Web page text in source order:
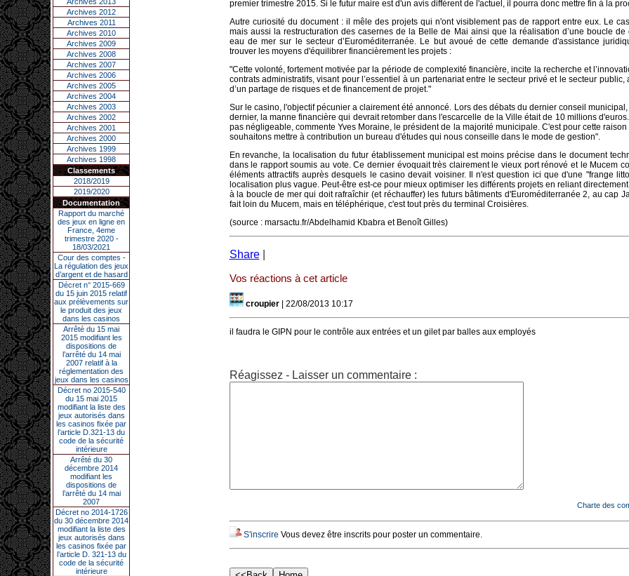
Archives 2012
Archives 2011
Archives 2010
Archives 2009
Archives 2008
Archives 2007
Archives 2006
Archives 2005
Archives 2004
Archives 2003
Archives 2002
Archives 2001
Archives 2000
Archives 1999
Archives 1998
Classements
2018/2019
2019/2020
Documentation
Rapport du marché
des jeux en ligne en
France, 4eme
trimestre 2020 -
18/03/2021
Cour des comptes -
La régulation des jeux
d’argent et de hasard
Décret n° 2015-669
du 15 juin 2015 relatif
aux prélèvements sur
le produit des jeux
dans les casinos
Arrêté du 15 mai
2015 modifiant les
dispositions de
l’arrêté du 14 mai
2007 relatif à la
réglementation des
jeux dans les casinos
Décret no 2015-540
du 15 mai 2015
modifiant la liste des
jeux autorisés dans
les casinos fixée par
l’article D.321-13 du
code de la sécurité
intérieure
Arrêté du 30
décembre 2014
modifiant les
dispositions de
l’arrêté du 14 mai
2007
Décret no 2014-1726
du 30 décembre 2014
modifiant la liste des
jeux autorisés dans
les casinos fixée par
l’article D. 321-13 du
code de la sécurité
intérieure
premier trimestre 2015. Si le futur maire est d'un avis différent de l'actuel, il pourra donc mettre fin à la
Autre curiosité du document : il mêle des projets qui n'ont visiblement pas de rapport entre eux. Le
mais aussi la restructuration des casernes de la Belle de Mai ainsi que la réalisation d’une boucle de
eau de mer sur le secteur d’Euroméditerranée. Le but avoué de cette demande d'assistance
trouver les moyens d'équilibrer financièrement les projets :
"Cette volonté, fortement motivée par la période de complexité financière, incite la recherche et
contrats administratifs, visant pour l’essentiel à un partenariat entre le secteur privé et le secteur public,
d’un partage de risques et de financement de projet."
Sur le casino, l'objectif pécunier a clairement été annoncé. Lors des débats du dernier conseil
dernier, la manne financière qui devrait retomber dans l'escarcelle de la Ville était de 10 millions
pas négligeable, commente Yves Moraine, le président de la majorité municipale. C'est pour cette
souhaitons mettre à contribution un bureau d'études qui nous conseille dans le mode de gestion".
En revanche, la localisation du futur établissement municipal est moins précise dans le document
dans le rapport soumis au vote. Ce dernier évoquait très clairement le vieux port rénové et le Mucem
éléments attractifs auprès desquels le casino devait voisiner. Il n'est question ici que d'une "frange
localisation plus vague. Peut-être est-ce pour mieux optimiser les différents projets en reliant
à la boucle de mer qui doit rafraîchir (et réchauffer) les futurs bâtiments d'Euroméditerranée 2, au cap
fait loin du Mucem, mais en téléphérique, c'est tout près du terminal Croisières.
(source : marsactu.fr/Abdelhamid Kbabra et Benoît Gilles)
Share
Vos réactions à cet article
croupier| 22/08/2013 10:17
il faudra le GIPN pour le contrôle aux entrées et un gilet par balles aux employés
Réagissez - Laisser un commentaire :
Charte des
S'inscrire Vous devez être inscrits pour poster un commentaire.